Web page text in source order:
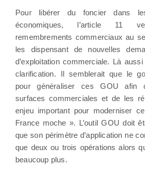
Pour libérer du foncier dans
économiques, l’article 11
remembrements commerciaux au
les dispensant de nouvelles
d’exploitation commerciale. Là
clarification. Il semblerait que le
pour généraliser ces GOU afin
surfaces commerciales et de les
enjeu important pour moderniser
France moche ». L’outil GOU doit
que son périmètre d’application ne
que deux ou trois opérations alors
beaucoup plus.